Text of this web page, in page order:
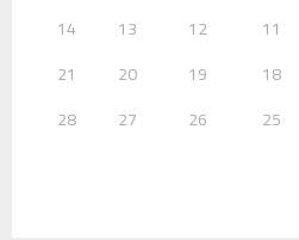
11
12
13
14
18
19
20
21
25
26
27
28